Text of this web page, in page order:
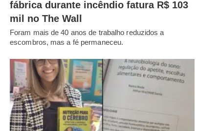
fábrica durante incêndio fatura R$ 103
mil no The Wall
Foram mais de 40 anos de trabalho reduzidos a
escombros, mas a fé permaneceu.